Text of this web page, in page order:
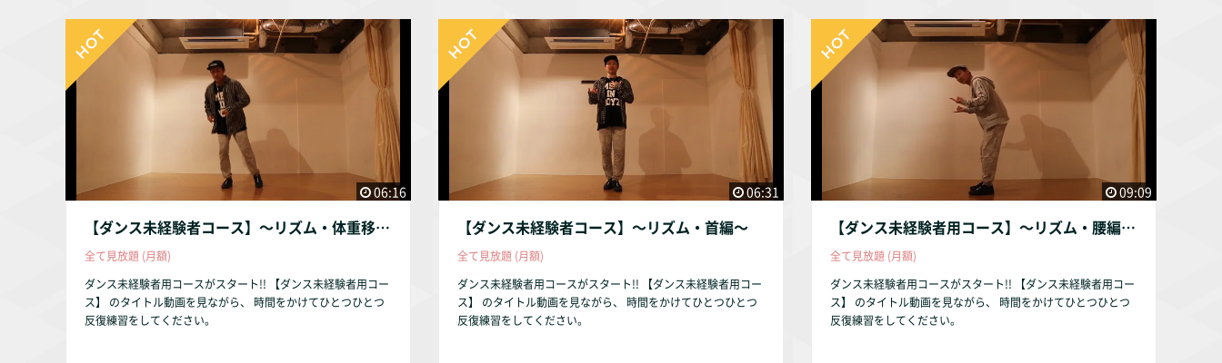
06:16
【ダンス未経験者コース】〜リズム・体重移動編〜
全て見放題 (月額)
ダンス未経験者用コースがスタート!! 【ダンス未経験者用コー
ス】 のタイトル動画を見ながら、 時間をかけてひとつひとつ
反復練習をしてください。
06:31
【ダンス未経験者コース】〜リズム・首編〜
全て見放題 (月額)
ダンス未経験者用コースがスタート!! 【ダンス未経験者用コー
ス】 のタイトル動画を見ながら、 時間をかけてひとつひとつ
反復練習をしてください。
09:09
【ダンス未経験者用コース】〜リズム・腰編〜
全て見放題 (月額)
ダンス未経験者用コースがスタート!! 【ダンス未経験者用コー
ス】 のタイトル動画を見ながら、 時間をかけてひとつひとつ
反復練習をしてください。